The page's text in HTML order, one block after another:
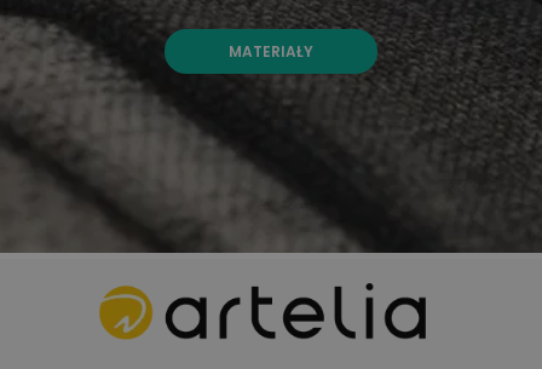
MATERIAŁY